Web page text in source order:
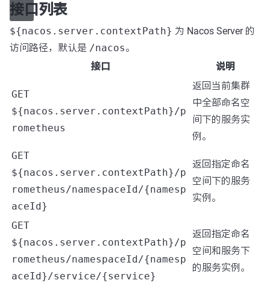
接口列表
${nacos.server.contextPath} 为 Nacos Server 的
访问路径，默认是 /nacos。
接口
说明
GET
${nacos.server.contextPath}/p
rometheus
返回当前集群
中全部命名空
间下的服务实
例。
GET
${nacos.server.contextPath}/p
rometheus/namespaceId/{namesp
aceId}
返回指定命名
空间下的服务
实例。
GET
${nacos.server.contextPath}/p
rometheus/namespaceId/{namesp
aceId}/service/{service}
返回指定命名
空间和服务下
的服务实例。